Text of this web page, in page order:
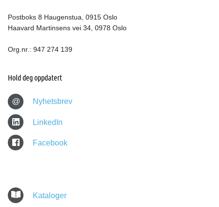
Postboks 8 Haugenstua, 0915 Oslo
Haavard Martinsens vei 34, 0978 Oslo
Org.nr.: 947 274 139
Hold deg oppdatert
@ Nyhetsbrev
LinkedIn
Facebook
Kataloger